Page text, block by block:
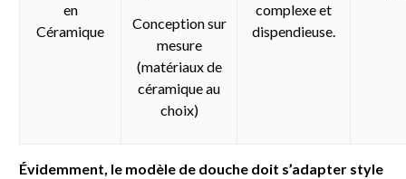
en
Céramique
Conception sur
mesure
(matériaux de
céramique au
choix)
complexe et
dispendieuse.
Évidemment, le modèle de douche doit s’adapter style